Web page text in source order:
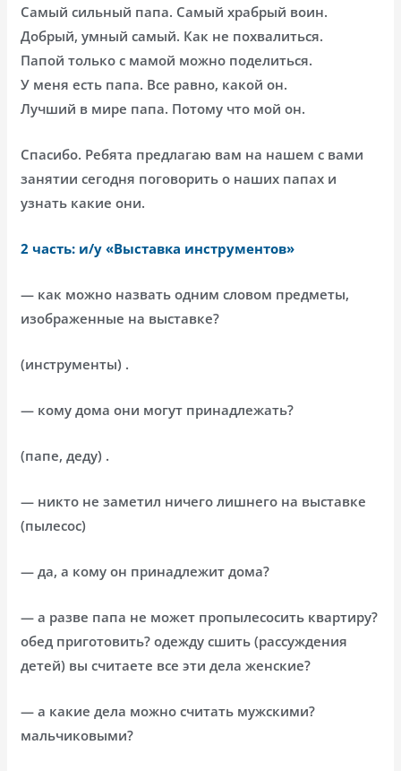
Самый сильный папа. Самый храбрый воин.
Добрый, умный самый. Как не похвалиться.
Папой только с мамой можно поделиться.
У меня есть папа. Все равно, какой он.
Лучший в мире папа. Потому что мой он.
Спасибо. Ребята предлагаю вам на нашем с вами
занятии сегодня поговорить о наших папах и
узнать какие они.
2 часть: и/у «Выставка инструментов»
— как можно назвать одним словом предметы,
изображенные на выставке?
(инструменты) .
— кому дома они могут принадлежать?
(папе, деду) .
— никто не заметил ничего лишнего на выставке
(пылесос)
— да, а кому он принадлежит дома?
— а разве папа не может пропылесосить квартиру?
обед приготовить? одежду сшить (рассуждения
детей) вы считаете все эти дела женские?
— а какие дела можно считать мужскими?
мальчиковыми?